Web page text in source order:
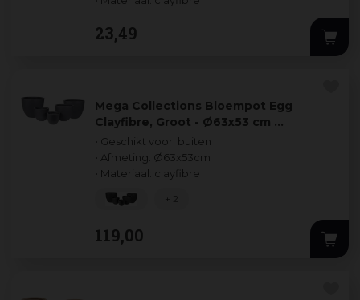
23,49
Mega Collections Bloempot Egg
Clayfibre, Groot - Ø63x53 cm …
• Geschikt voor: buiten
• Afmeting: Ø63x53cm
• Materiaal: clayfibre
119,00
+ 2